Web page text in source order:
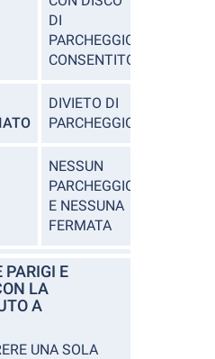
DI
PARCHEGGIO
CONSENTITO
DIVIETO DI
PARCHEGGIO
NESSUN
PARCHEGGIO
E NESSUNA
FERMATA
PARIGI E
LA
A
UNA SOLA